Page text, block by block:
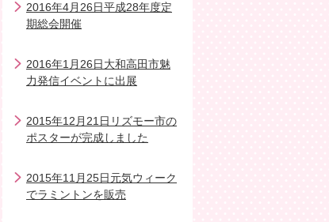
2016年4月26日平成28年度定
期総会開催
2016年1月26日大和高田市魅
力発信イベントに出展
2015年12月21日リズモー市の
ポスターが完成しました
2015年11月25日元気ウィーク
でラミントンを販売